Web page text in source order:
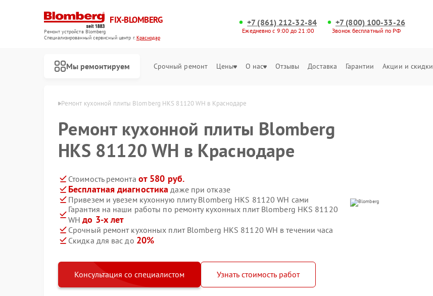
FIX-BLOMBERG
Ремонт устройств Blomberg
Специализированный cервисный центр г.Краснодар
+7 (861) 212-32-84
Ежедневно с 9:00 до 21:00
+7 (800) 100-33-26
Звонок бесплатный по РФ
Мы ремонтируем Срочный ремонт Цены О нас Отзывы Доставка Гарантии Акции и скидки
Ремонт кухонной плиты Blomberg HKS 81120 WH в Краснодаре
Ремонт кухонной плиты Blomberg
HKS 81120 WH в Краснодаре
Стоимость ремонта от 580 руб.
Бесплатная диагностика даже при отказе
Привезем и увезем кухонную плиту Blomberg HKS 81120 WH сами
Гарантия на наши работы по ремонту кухонных плит Blomberg HKS 81120
WHдо 3-х лет
Срочный ремонт кухонных плит Blomberg HKS 81120 WH в течении часа
Скидка для вас до 20%
Консультация со специалистом Узнать стоимость работ